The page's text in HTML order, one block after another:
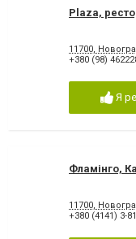
Plaza,
11700,
+380 (98)
Я
Фламінго,
11700,
+380 (4141) 3-